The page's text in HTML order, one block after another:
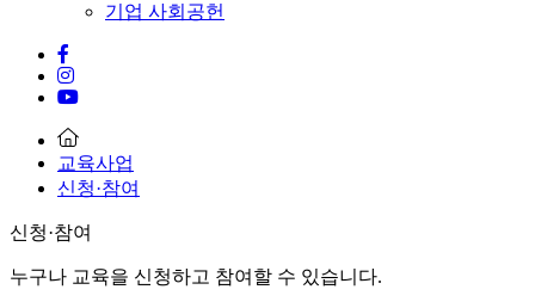
기업 사회공헌
교육사업
신청·참여
신청·참여
누구나 교육을 신청하고 참여할 수 있습니다.